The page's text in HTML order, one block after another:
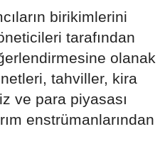
birikimlerini
tarafından
olanak
tahviller, kira
ve para piyasası
enstrümanlarından